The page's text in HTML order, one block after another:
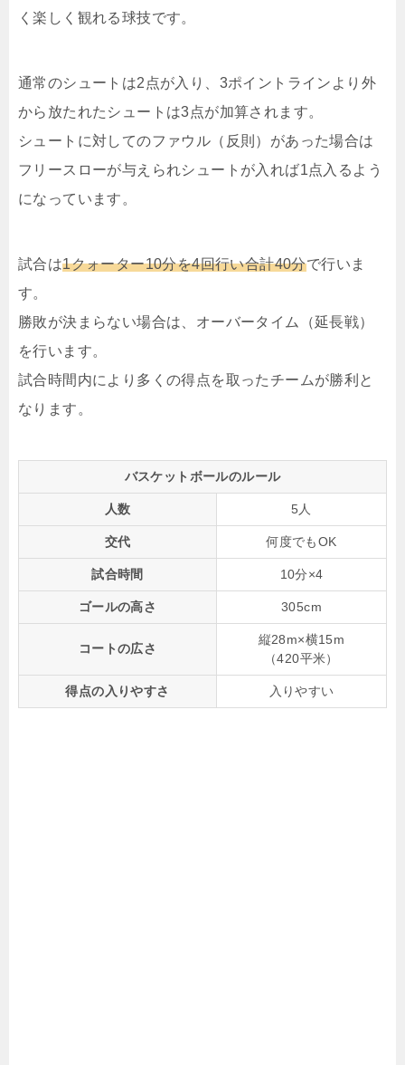
く楽しく観れる球技です。
通常のシュートは2点が入り、3ポイントラインより外
から放たれたシュートは3点が加算されます。
シュートに対してのファウル（反則）があった場合は
フリースローが与えられシュートが入れば1点入るよう
になっています。
試合は1クォーター10分を4回行い合計40分で行いま
す。
勝敗が決まらない場合は、オーバータイム（延長戦）
を行います。
試合時間内により多くの得点を取ったチームが勝利と
なります。
バスケットボールのルール
人数 5人
交代 何度でもOK
試合時間 10分×4
ゴールの高さ 305cm
コートの広さ
縦28m×横15m
（420平米）
得点の入りやすさ 入りやすい